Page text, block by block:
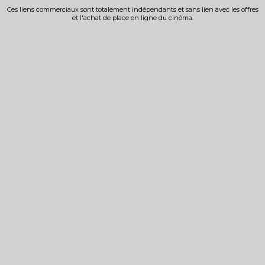
Ces liens commerciaux sont totalement indépendants et sans lien avec les offres
et l'achat de place en ligne du cinéma.